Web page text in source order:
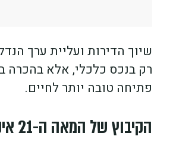
שיוך הדירות ועליית ערך
רק בנכס כלכלי, אלא בהכרה
פתיחה טובה יותר לחיים.
הקיבוץ של המאה ה-21 אינו צריך לחשוש מהצלחה כלכלית